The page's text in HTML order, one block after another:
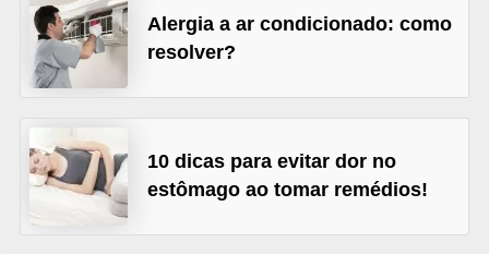
Alergia a ar condicionado: como
resolver?
10 dicas para evitar dor no
estômago ao tomar remédios!
e
l
P
l
a
n